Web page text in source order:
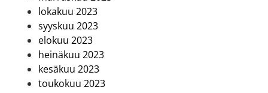
lokakuu 2023
syyskuu 2023
elokuu 2023
heinäkuu 2023
kesäkuu 2023
toukokuu 2023